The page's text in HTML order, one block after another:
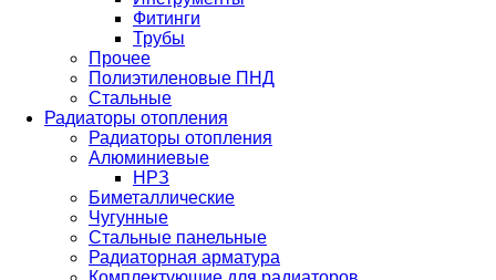
Фитинги
Трубы
Прочее
Полиэтиленовые ПНД
Стальные
Радиаторы отопления
Радиаторы отопления
Алюминиевые
НРЗ
Биметаллические
Чугунные
Стальные панельные
Радиаторная арматура